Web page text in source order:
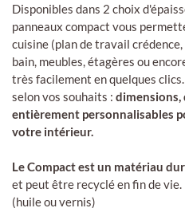
Disponibles dans 2 choix
panneaux compact vous
cuisine (plan de travail
bain, meubles, étagères ou
très facilement en quelques
selon vos souhaits : dimensions,
entièrement personnalisables
votre intérieur.
Le Compact est un matériau
et peut être recyclé en fin de
(huile ou vernis)